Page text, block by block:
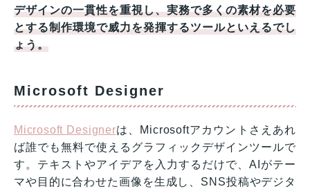
デザインの一貫性を重視し、実務で多くの素材を必要
とする制作環境で威力を発揮するツールといえるでし
ょう。
Microsoft Designer
Microsoft Designerは、Microsoftアカウントさえあれ
ば誰でも無料で使えるグラフィックデザインツールで
す。テキストやアイデアを入力するだけで、AIがテー
マや目的に合わせた画像を生成し、SNS投稿やデジタ